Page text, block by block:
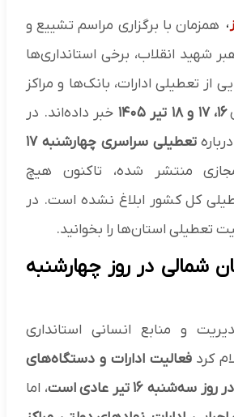
، همزمان با برگزاری مراسم تشییع و
شهید انقلاب، برخی استانداری‌ها
از تعطیلی ادارات، بانک‌ها و مراکز
۱۶، ۱۷ و ۱۸ تیر ۱۴۰۵
خبر داده‌اند. در
تعطیلی سراسری چهارشنبه ۱۷
منتشر شده، تاکنون هیچ
کل کشور ابلاغ نشده است. در
تعطیلی استان‌ها را بخوانید.
شمالی در روز چهارشنبه
و منابع انسانی استانداری
کردفعالیت ادارات و دستگاه‌های
۱۶ تیر عادی است
، اما